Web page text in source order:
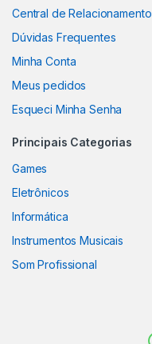
Central de Relacionamento
Dúvidas Frequentes
Minha Conta
Meus pedidos
Esqueci Minha Senha
Principais Categorias
Games
Eletrônicos
Informática
Instrumentos Musicais
Som Profissional